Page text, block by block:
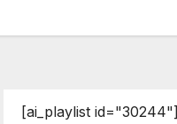
[ai_playlist id="30244"]